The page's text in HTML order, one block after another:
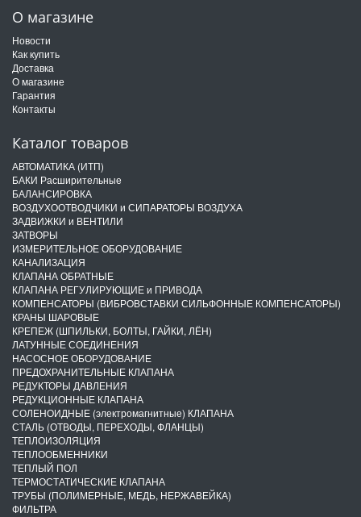
О магазине
Новости
Как купить
Доставка
О магазине
Гарантия
Контакты
Каталог товаров
АВТОМАТИКА (ИТП)
БАКИ Расширительные
БАЛАНСИРОВКА
ВОЗДУХООТВОДЧИКИ и СИПАРАТОРЫ ВОЗДУХА
ЗАДВИЖКИ и ВЕНТИЛИ
ЗАТВОРЫ
ИЗМЕРИТЕЛЬНОЕ ОБОРУДОВАНИЕ
КАНАЛИЗАЦИЯ
КЛАПАНА ОБРАТНЫЕ
КЛАПАНА РЕГУЛИРУЮЩИЕ и ПРИВОДА
КОМПЕНСАТОРЫ (ВИБРОВСТАВКИ СИЛЬФОННЫЕ КОМПЕНСАТОРЫ)
КРАНЫ ШАРОВЫЕ
КРЕПЕЖ (ШПИЛЬКИ, БОЛТЫ, ГАЙКИ, ЛЁН)
ЛАТУННЫЕ СОЕДИНЕНИЯ
НАСОСНОЕ ОБОРУДОВАНИЕ
ПРЕДОХРАНИТЕЛЬНЫЕ КЛАПАНА
РЕДУКТОРЫ ДАВЛЕНИЯ
РЕДУКЦИОННЫЕ КЛАПАНА
СОЛЕНОИДНЫЕ (электромагнитные) КЛАПАНА
СТАЛЬ (ОТВОДЫ, ПЕРЕХОДЫ, ФЛАНЦЫ)
ТЕПЛОИЗОЛЯЦИЯ
ТЕПЛООБМЕННИКИ
ТЕПЛЫЙ ПОЛ
ТЕРМОСТАТИЧЕСКИЕ КЛАПАНА
ТРУБЫ (ПОЛИМЕРНЫЕ, МЕДЬ, НЕРЖАВЕЙКА)
ФИЛЬТРА